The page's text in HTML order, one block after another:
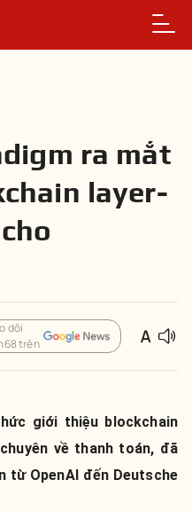
ra mắt
layer-
dõi
trên
giới thiệu blockchain
về thanh toán, đã
từ OpenAI đến Deutsche